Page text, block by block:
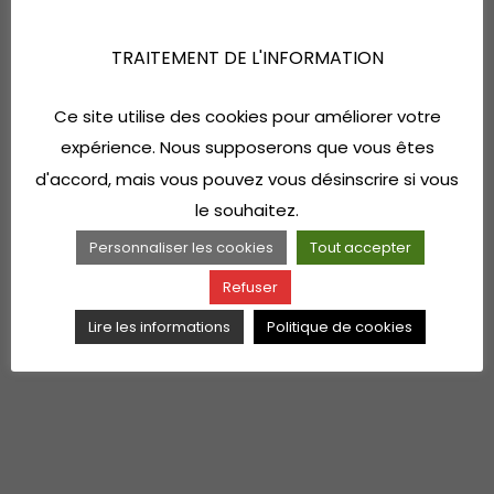
TRAITEMENT DE L'INFORMATION
Ce site utilise des cookies pour améliorer votre
expérience. Nous supposerons que vous êtes
d'accord, mais vous pouvez vous désinscrire si vous
le souhaitez.
Personnaliser les cookies
Tout accepter
Refuser
Lire les informations
Politique de cookies